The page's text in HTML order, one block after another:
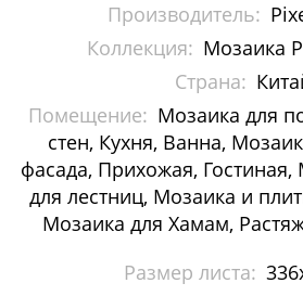
Мозаика Imagine
Мозаика Irida
Мозаика Keramograd
Мозаика Mir Mosaic
Мозаика NSmosaic
Мозаика Orro Mosaic
Производитель:
Коллекция: Мозаика
Страна:
Помещение: Мозаика для
стен, Кухня, Ванна,
фасада, Прихожая, Гостиная,
для лестниц, Мозаика и
Мозаика для Хамам, Растяжки из мозаики,
Размер листа: